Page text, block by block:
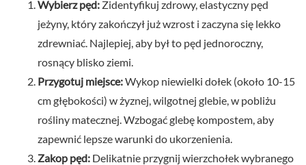
Wybierz pęd: Zidentyfikuj zdrowy, elastyczny pęd
jeżyny, który zakończył już wzrost i zaczyna się lekko
zdrewniać. Najlepiej, aby był to pęd jednoroczny,
rosnący blisko ziemi.
Przygotuj miejsce:Wykop niewielki dołek (około 10-15
cm głębokości) w żyznej, wilgotnej glebie, w pobliżu
rośliny matecznej. Wzbogać glebę kompostem, aby
zapewnić lepsze warunki do ukorzenienia.
Zakop pęd: Delikatnie przygnij wierzchołek wybranego